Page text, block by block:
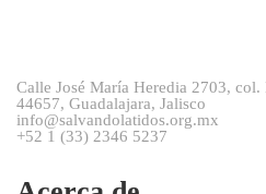
Calle José María Heredia 2703, col.
44657, Guadalajara, Jalisco
info@salvandolatidos.org.mx
+52 1 (33) 2346 5237